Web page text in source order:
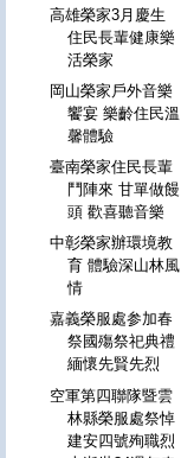
高雄榮家3月慶生
住民長輩健康樂
活榮家
岡山榮家戶外音樂
饗宴 樂齡住民溫
馨體驗
臺南榮家住民長輩
鬥陣來 甘單做饅
頭 歡喜聽音樂
中彰榮家辦環境教
育 體驗深山林風
情
嘉義榮服處参加春
祭國殤祭祀典禮
緬懷先賢先烈
空軍第四聯隊暨雲
林縣榮服處祭悼
建安四號殉職烈